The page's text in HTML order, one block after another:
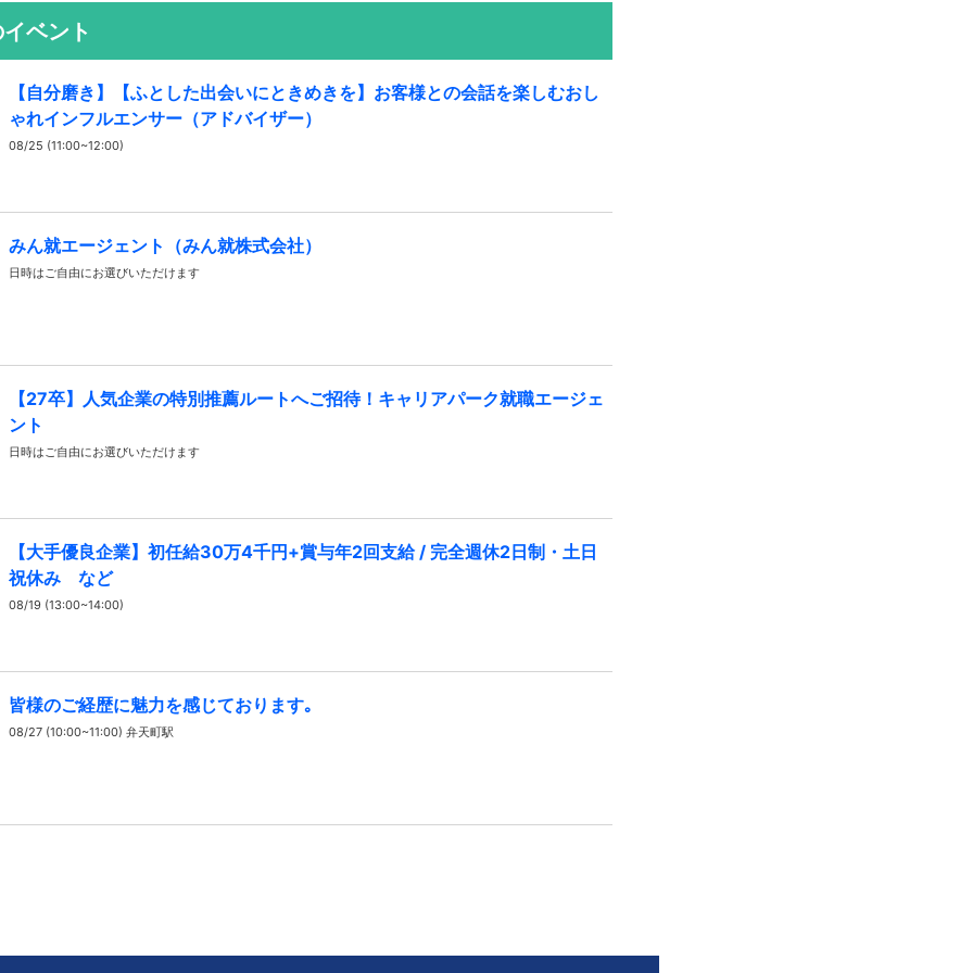
ベント
【自分磨き】【ふとした出会いにときめきを】お客様との会話を楽しむおし
ゃれインフルエンサー（アドバイザー）
08/25 (11:00~12:00)
みん就エージェント（みん就株式会社）
日時はご自由にお選びいただけます
【27卒】人気企業の特別推薦ルートへご招待！キャリアパーク就職エージェ
ント
日時はご自由にお選びいただけます
【大手優良企業】初任給30万4千円+賞与年2回支給 / 完全週休2日制・土日
祝休み など
08/19 (13:00~14:00)
皆様のご経歴に魅力を感じております｡
08/27 (10:00~11:00) 弁天町駅